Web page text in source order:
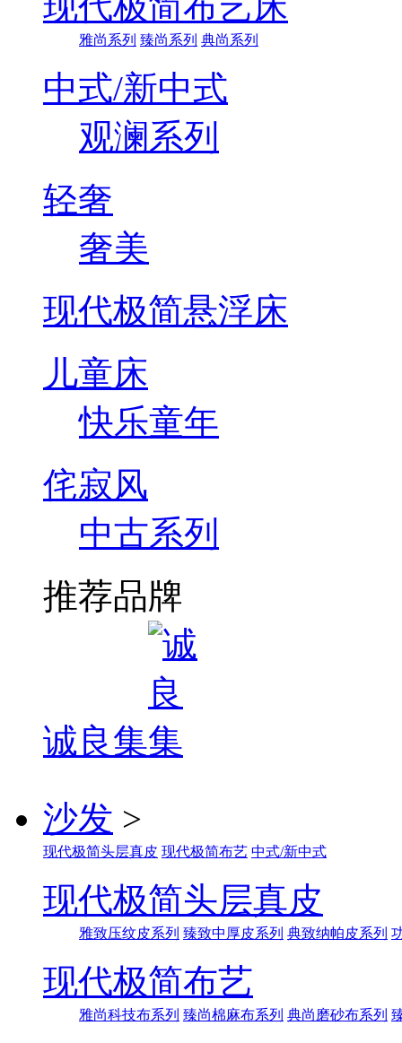
雅尚系列 臻尚系列 典尚系列
中式/新中式
观澜系列
轻奢
奢美
现代极简悬浮床
儿童床
快乐童年
侘寂风
中古系列
推荐品牌
诚良集
沙发 >
现代极简头层真皮 现代极简布艺 中式/新中式
现代极简头层真皮
雅致压纹皮系列 臻致中厚皮系列 典致纳帕皮系列
现代极简布艺
雅尚科技布系列 臻尚棉麻布系列 典尚磨砂布系列